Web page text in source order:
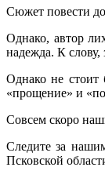
Сюжет повести
Однако, автор
надежда. К
Однако не стоит
«прощение» и
Совсем скоро
Следите за
Псковской